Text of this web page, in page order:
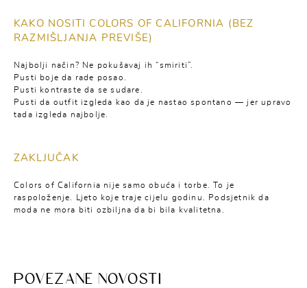
KAKO NOSITI COLORS OF CALIFORNIA (BEZ
RAZMIŠLJANJA PREVIŠE)
Najbolji način? Ne pokušavaj ih “smiriti”.
Pusti boje da rade posao.
Pusti kontraste da se sudare.
Pusti da outfit izgleda kao da je nastao spontano — jer upravo
tada izgleda najbolje.
ZAKLJUČAK
Colors of California nije samo obuća i torbe. To je
raspoloženje. Ljeto koje traje cijelu godinu. Podsjetnik da
moda ne mora biti ozbiljna da bi bila kvalitetna.
POVEZANE NOVOSTI